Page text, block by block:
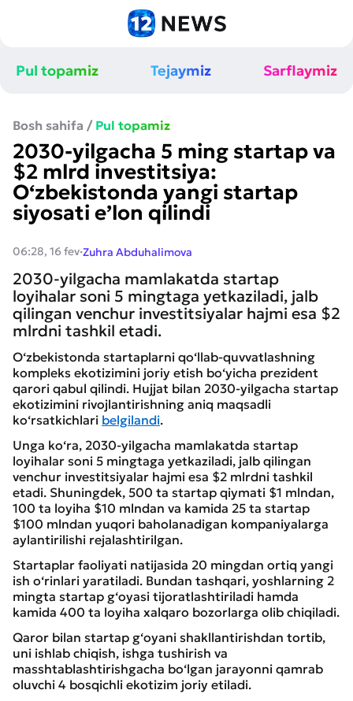
Pul topamiz Tejaymiz Sarflaymiz
Bosh sahifa / Pul topamiz
2030-yilgacha 5 ming startap va
$2 mlrd investitsiya:
O‘zbekistonda yangi startap
siyosati e’lon qilindi
06:28, 16 fev·Zuhra Abduhalimova
2030-yilgacha mamlakatda startap
loyihalar soni 5 mingtaga yetkaziladi, jalb
qilingan venchur investitsiyalar hajmi esa $2
mlrdni tashkil etadi.
O‘zbekistonda startaplarni qo‘llab-quvvatlashning
kompleks ekotizimini joriy etish bo‘yicha prezident
qarori qabul qilindi. Hujjat bilan 2030-yilgacha startap
ekotizimini rivojlantirishning aniq maqsadli
ko‘rsatkichlari belgilandi.
Unga ko‘ra, 2030-yilgacha mamlakatda startap
loyihalar soni 5 mingtaga yetkaziladi, jalb qilingan
venchur investitsiyalar hajmi esa $2 mlrdni tashkil
etadi. Shuningdek, 500 ta startap qiymati $1 mlndan,
100 ta loyiha $10 mlndan va kamida 25 ta startap
$100 mlndan yuqori baholanadigan kompaniyalarga
aylantirilishi rejalashtirilgan.
Startaplar faoliyati natijasida 20 mingdan ortiq yangi
ish o‘rinlari yaratiladi. Bundan tashqari, yoshlarning 2
mingta startap g‘oyasi tijoratlashtiriladi hamda
kamida 400 ta loyiha xalqaro bozorlarga olib chiqiladi.
Qaror bilan startap g‘oyani shakllantirishdan tortib,
uni ishlab chiqish, ishga tushirish va
masshtablashtirishgacha bo‘lgan jarayonni qamrab
oluvchi 4 bosqichli ekotizim joriy etiladi.